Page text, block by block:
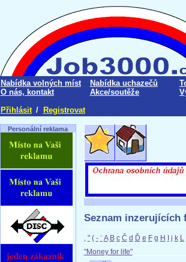
Nabídka volných míst Nabídka uchazečů
O nás, kontakt
Akce/soutěže
Přihlásit / Registrovat
Personální reklama
Seznam inzerujících
" ( - ¨A B c Č d Ď e F g H j k
"Money for life"